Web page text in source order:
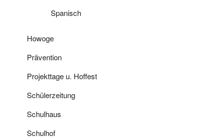
Spanisch
Howoge
Prävention
Projekttage u. Hoffest
Schülerzeitung
Schulhaus
Schulhof